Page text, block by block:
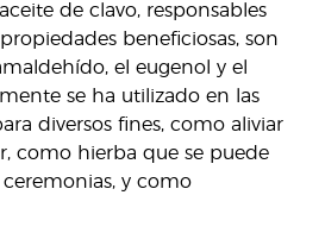
de clavo, responsables
beneficiosas, son
el eugenol y el
se ha utilizado en las
diversos fines, como aliviar
como hierba que se puede
y como